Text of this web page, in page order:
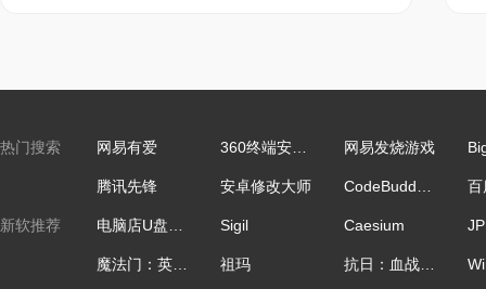
热门搜索 网易有爱 网易发烧游戏
腾讯先锋 安卓修改大师
新软推荐 Sigil Caesium
祖玛